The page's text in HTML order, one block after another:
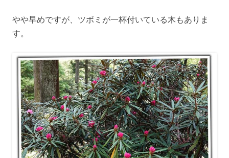
やや早めですが、ツボミが一杯付いている木もありま
す。